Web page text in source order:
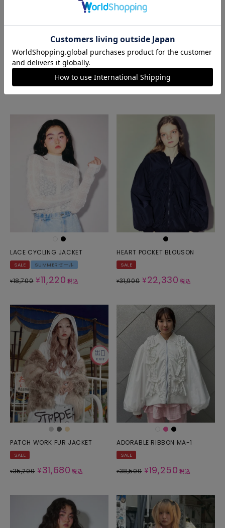
SWITCHED BOA JACKET
SALE
16,280 税込
FULL OF RIBBON SAILOR JERSEY
SALE SUMMERセール
¥13,860
LACE CYCLING JACKET
SALE SUMMERセール
¥18,700 ¥11,220 税込
HEART POCKET BLOUSON
SALE
¥31,900 ¥22,330 税込
PATCH WORK FUR JACKET
SALE
¥35,200 ¥31,680 税込
ADORABLE RIBBON MA-1
SALE
¥38,500 ¥19,250 税込